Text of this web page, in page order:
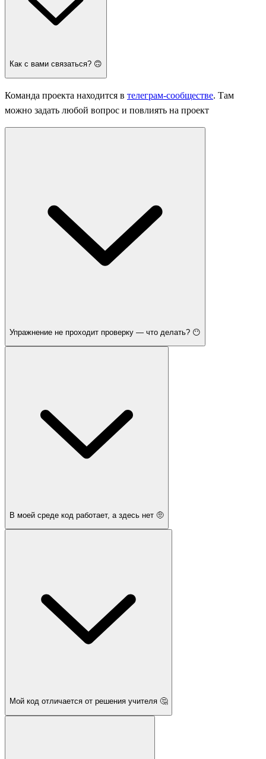
Как с вами связаться? 🙃
Команда проекта находится в телеграм-сообществе. Там
можно задать любой вопрос и повлиять на проект
Упражнение не проходит проверку — что делать? 😶
В моей среде код работает, а здесь нет 🤨
Мой код отличается от решения учителя 🤔